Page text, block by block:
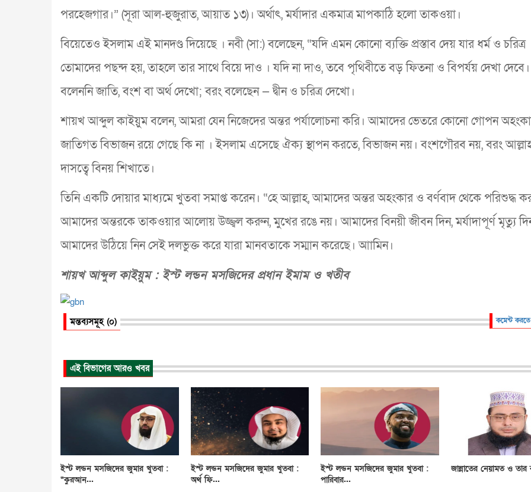
পরহেজগার।” (সূরা আল-হুজুরাত, আয়াত ১৩)। অর্থাৎ, মর্যাদার একমাত্র মাপকাঠি হলো তাকওয়া।
বিয়েতেও ইসলাম এই মানদণ্ড দিয়েছে । নবী (সা:) বলেছেন, “যদি এমন কোনো ব্যক্তি প্রস্তাব দেয় যার ধর্ম ও চরিত্র
তোমাদের পছন্দ হয়, তাহলে তার সাথে বিয়ে দাও । যদি না দাও, তবে পৃথিবীতে বড় ফিতনা ও বিপর্যয় দেখা দেবে।
বলেননি জাতি, বংশ বা অর্থ দেখো; বরং বলেছেন — দ্বীন ও চরিত্র দেখো।
শায়খ আব্দুল কাইয়ুম বলেন, আমরা যেন নিজেদের অন্তর পর্যালোচনা করি। আমাদের ভেতরে কোনো গোপন
জাতিগত বিভাজন রয়ে গেছে কি না । ইসলাম এসেছে ঐক্য স্থাপন করতে, বিভাজন নয়। বংশগৌরব নয়, বরং
দাসত্বে বিনয় শিখাতে।
তিনি একটি দোয়ার মাধ্যমে খুতবা সমাপ্ত করেন। “হে আল্লাহ, আমাদের অন্তর অহংকার ও বর্ণবাদ থেকে পরিশুদ্ধ
আমাদের অন্তরকে তাকওয়ার আলোয় উজ্জ্বল করুন, মুখের রঙে নয়। আমাদের বিনয়ী জীবন দিন, মর্যাদাপূর্ণ মৃত্যু
আমাদের উঠিয়ে নিন সেই দলভুক্ত করে যারা মানবতাকে সম্মান করেছে। আামিন।
শায়খ আব্দুল কাইয়ুম : ইস্ট লন্ডন মসজিদের প্রধান ইমাম ও খতীব
মন্তব্যসমূহ (০) কমেন্ট
এই বিভাগের আরও খবর
ইস্ট লন্ডন মসজিদের জুমার খুতবা :
“কুরআন...
ইস্ট লন্ডন মসজিদের জুমার খুতবা :
অর্থ ফি...
ইস্ট লন্ডন মসজিদের জুমার খুতবা :
পারিবার...
জান্নাতের নেয়ামত ও তার